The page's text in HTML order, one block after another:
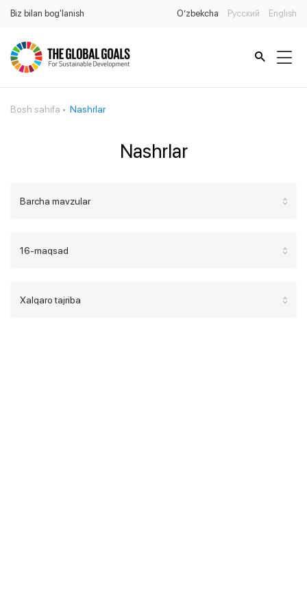
Biz bilan bog'lanish O’zbekcha Русский English
Bosh sahifa Nashrlar
Nashrlar
Barcha mavzular
16-maqsad
Xalqaro tajriba